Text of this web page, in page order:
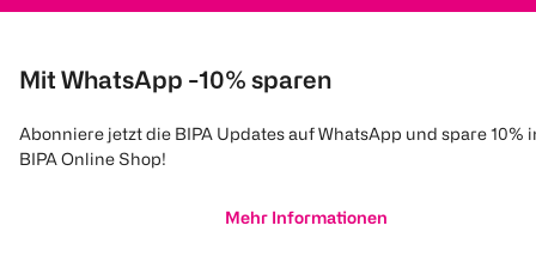
Mit WhatsApp -10% sparen
Abonniere jetzt die BIPA Updates auf WhatsApp und spare 10%
BIPA Online Shop!
Mehr Informationen